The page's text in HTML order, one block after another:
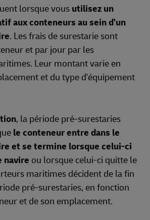
lorsque vous utilisez un
aux conteneurs au sein d'un
. Les frais de surestarie sont
et par jour par les
Leur montant varie en
et du type d'équipement
, la période pré-surestaries
le conteneur entre dans le
et se termine lorsque celui-ci
navire ou lorsque celui-ci quitte le
maritimes décident de la fin
pré-surestaries, en fonction
et de son emplacement.